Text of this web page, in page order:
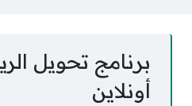
برنامج تحويل
أونلاين